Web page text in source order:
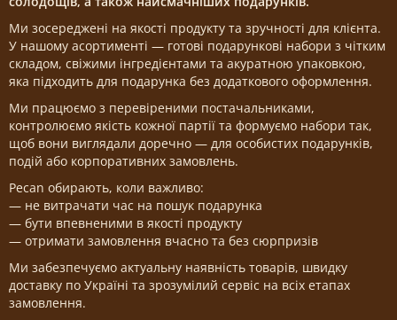
Ми зосереджені на якості продукту та зручності для клієнта.
У нашому асортименті — готові подарункові набори з чітким
складом, свіжими інгредієнтами та акуратною упаковкою,
яка підходить для подарунка без додаткового оформлення.
Ми працюємо з перевіреними постачальниками,
контролюємо якість кожної партії та формуємо набори так,
щоб вони виглядали доречно — для особистих подарунків,
подій або корпоративних замовлень.
Pecan обирають, коли важливо:
— не витрачати час на пошук подарунка
— бути впевненими в якості продукту
— отримати замовлення вчасно та без сюрпризів
Ми забезпечуємо актуальну наявність товарів, швидку
доставку по Україні та зрозумілий сервіс на всіх етапах
замовлення.